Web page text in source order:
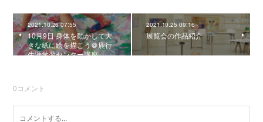
2021.10.26 07:55
10月9日 身体を動かして大
きな紙に絵を描こう＠鹿行
生涯学習センター講座
2021.10.25 09:16
展覧会の作品紹介
0コメント